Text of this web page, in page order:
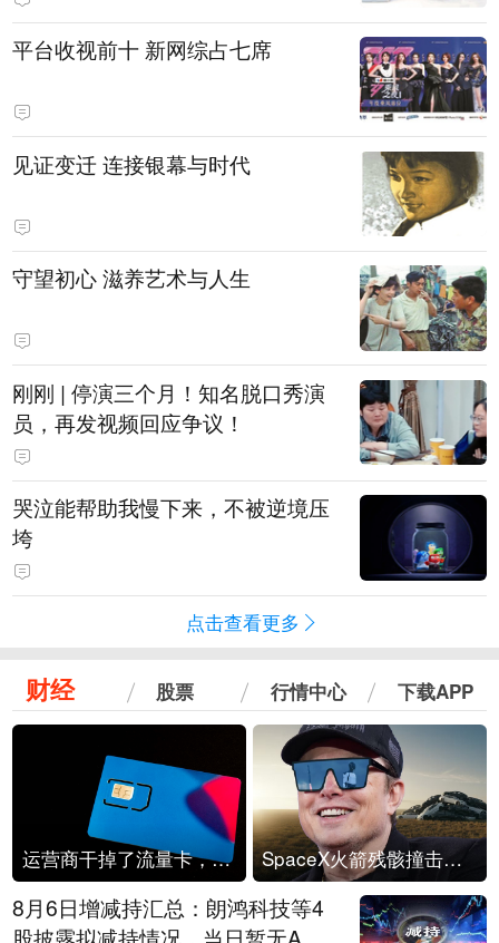
平台收视前十 新网综占七席
见证变迁 连接银幕与时代
守望初心 滋养艺术与人生
刚刚 | 停演三个月！知名脱口秀演
员，再发视频回应争议！
哭泣能帮助我慢下来，不被逆境压
垮
点击查看更多
财经 股票 行情中心 下载APP
运营商干掉了流量卡，他们真的玩不起了 SpaceX火箭残骸撞击月球
8月6日增减持汇总：朗鸿科技等4